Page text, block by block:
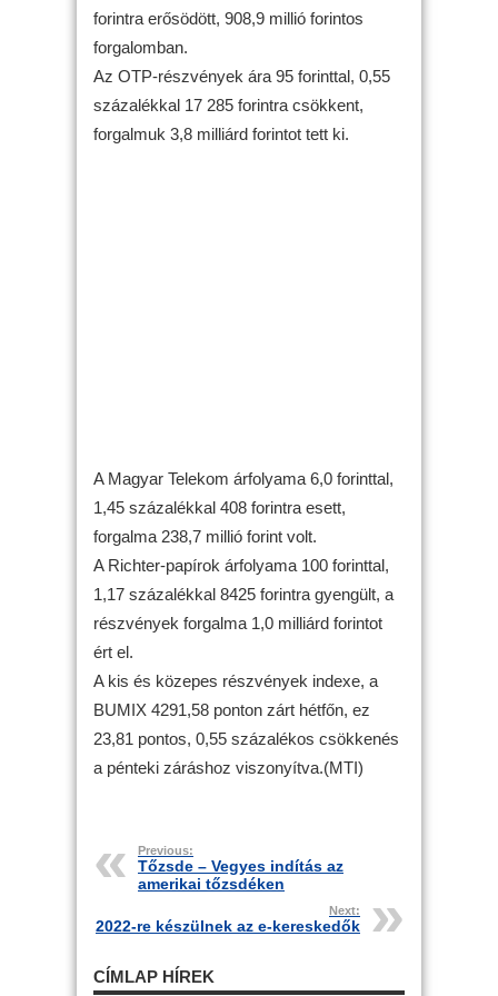
forintra erősödött, 908,9 millió forintos
forgalomban.
Az OTP-részvények ára 95 forinttal, 0,55
százalékkal 17 285 forintra csökkent,
forgalmuk 3,8 milliárd forintot tett ki.
A Magyar Telekom árfolyama 6,0 forinttal,
1,45 százalékkal 408 forintra esett,
forgalma 238,7 millió forint volt.
A Richter-papírok árfolyama 100 forinttal,
1,17 százalékkal 8425 forintra gyengült, a
részvények forgalma 1,0 milliárd forintot
ért el.
A kis és közepes részvények indexe, a
BUMIX 4291,58 ponton zárt hétfőn, ez
23,81 pontos, 0,55 százalékos csökkenés
a pénteki záráshoz viszonyítva.(MTI)
Previous:
Tőzsde – Vegyes indítás az
amerikai tőzsdéken
Next:
2022-re készülnek az e-kereskedők
CÍMLAP HÍREK